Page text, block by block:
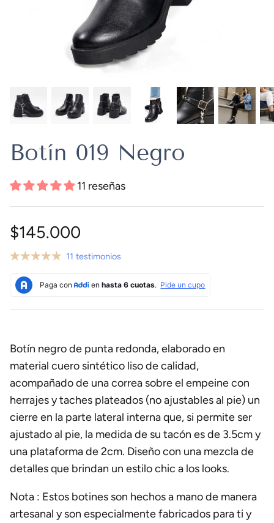
Botín 019 Negro
11 reseñas
$145.000
11 testimonios
Botín negro de punta redonda, elaborado en
material cuero sintético liso de calidad,
acompañado de una correa sobre el empeine con
herrajes y taches plateados (no ajustables al pie) un
cierre en la parte lateral interna que, si permite ser
ajustado al pie, la medida de su tacón es de 3.5cm y
una plataforma de 2cm. Diseño con una mezcla de
detalles que brindan un estilo chic a los looks.
Nota : Estos botines son hechos a mano de manera
artesanal y son especialmente fabricados para ti y